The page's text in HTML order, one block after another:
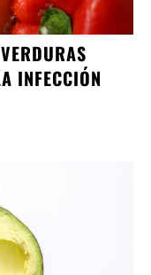
INFECCIÓN